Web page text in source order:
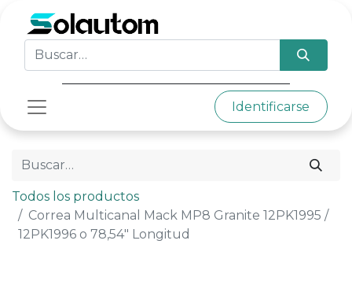
Identificarse
Todos los productos
Correa Multicanal Mack MP8 Granite 12PK1995 /
12PK1996 o 78,54" Longitud